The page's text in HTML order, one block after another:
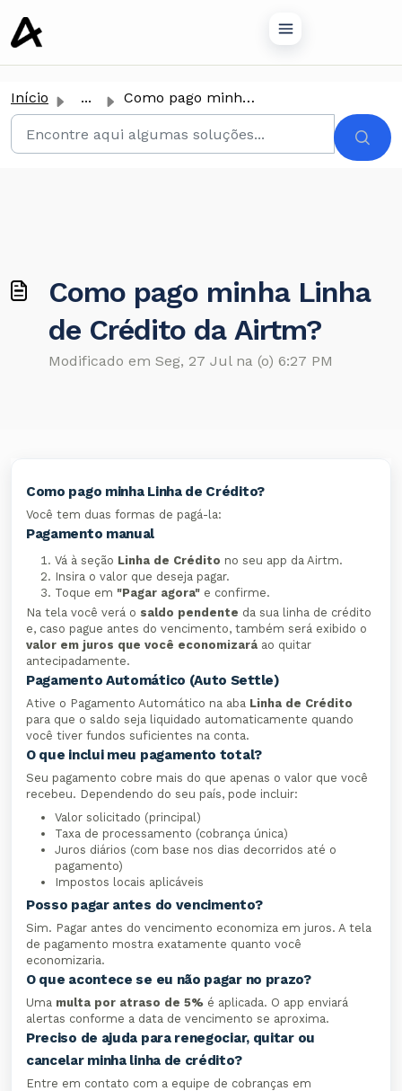
principal
Início ... Como pago minha Linha de Crédito da Airtm?
Como pago minha Linha
de Crédito da Airtm?
Modificado em Seg, 27 Jul na (o) 6:27 PM
Como pago minha Linha de Crédito?
Você tem duas formas de pagá-la:
Pagamento manual
Vá à seção Linha de Crédito no seu app da Airtm.
Insira o valor que deseja pagar.
Toque em "Pagar agora" e confirme.
Na tela você verá o saldo pendente da sua linha de crédito
e, caso pague antes do vencimento, também será exibido o
valor em juros que você economizará ao quitar
antecipadamente.
Pagamento Automático (Auto Settle)
Ative o Pagamento Automático na aba Linha de Crédito
para que o saldo seja liquidado automaticamente quando
você tiver fundos suficientes na conta.
O que inclui meu pagamento total?
Seu pagamento cobre mais do que apenas o valor que você
recebeu. Dependendo do seu país, pode incluir:
Valor solicitado (principal)
Taxa de processamento (cobrança única)
Juros diários (com base nos dias decorridos até o
pagamento)
Impostos locais aplicáveis
Posso pagar antes do vencimento?
Sim. Pagar antes do vencimento economiza em juros. A tela
de pagamento mostra exatamente quanto você
economizaria.
O que acontece se eu não pagar no prazo?
Uma multa por atraso de 5% é aplicada. O app enviará
alertas conforme a data de vencimento se aproxima.
Preciso de ajuda para renegociar, quitar ou
cancelar minha linha de crédito?
Entre em contato com a equipe de cobranças em